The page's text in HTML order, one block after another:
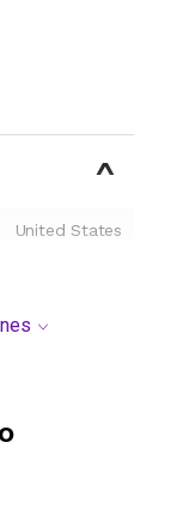
United States